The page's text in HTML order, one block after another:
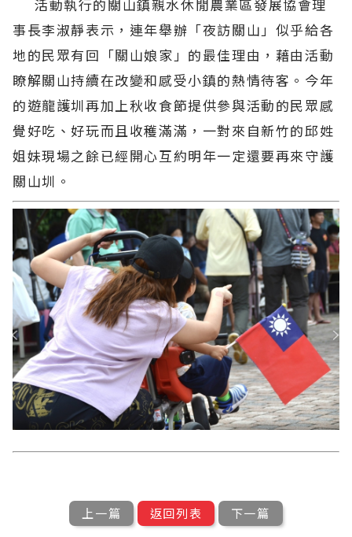
活動執行的關山鎮親水休閒農業區發展協會理
事長李淑靜表示，連年舉辦「夜訪關山」似乎給各
地的民眾有回「關山娘家」的最佳理由，藉由活動
瞭解關山持續在改變和感受小鎮的熱情待客。今年
的遊龍護圳再加上秋收食節提供參與活動的民眾感
覺好吃、好玩而且收穫滿滿，一對來自新竹的邱姓
姐妹現場之餘已經開心互約明年一定還要再來守護
關山圳。
上一篇 返回列表 下一篇